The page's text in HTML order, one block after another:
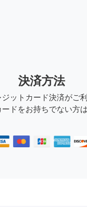
決済方法
ットカード決済がご
ドをお持ちでない方